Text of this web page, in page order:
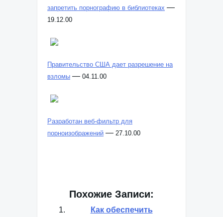
запретить порнографию в библиотеках —
19.12.00
Правительство США дает разрешение на
взломы — 04.11.00
Разработан веб-фильтр для
порноизображений — 27.10.00
Похожие Записи:
Как обеспечить